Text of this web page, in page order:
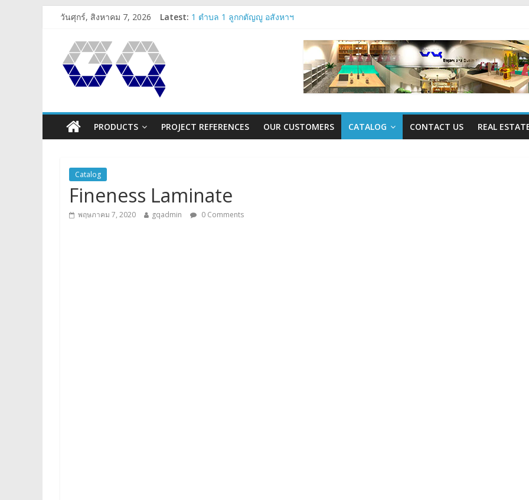
วันศุกร์, สิงหาคม 7, 2026 Latest: 1 ตำบล 1 ลูกกตัญญู อสังหาฯ
PRODUCTS PROJECT REFERENCES OUR CUSTOMERS CATALOG CONTACT US REAL
Catalog
Fineness Laminate
พฤษภาคม 7, 2020 gqadmin 0 Comments